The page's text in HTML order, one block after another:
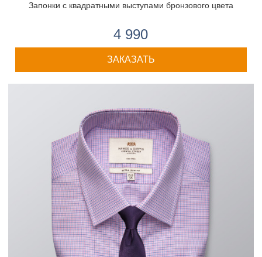
Запонки с квадратными выступами бронзового цвета
4 990
ЗАКАЗАТЬ